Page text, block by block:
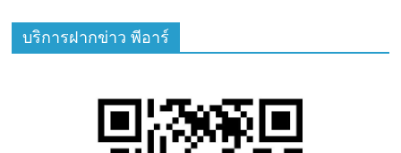
บริการฝากข่าว พีอาร์